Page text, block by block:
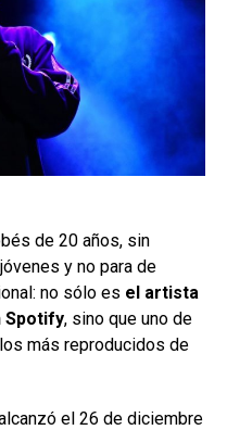
de 20 años, sin
y no para de
no sólo es el artista
Spotify, sino que uno de
más reproducidos de
el 26 de diciembre